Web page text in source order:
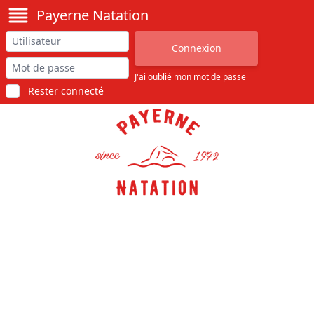
Payerne Natation
Rester connecté
J'ai oublié mon mot de passe